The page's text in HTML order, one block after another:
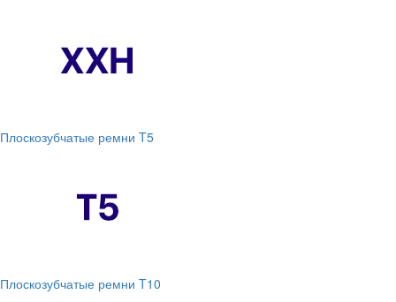
Плоскозубчатые ремни T5
Плоскозубчатые ремни T10